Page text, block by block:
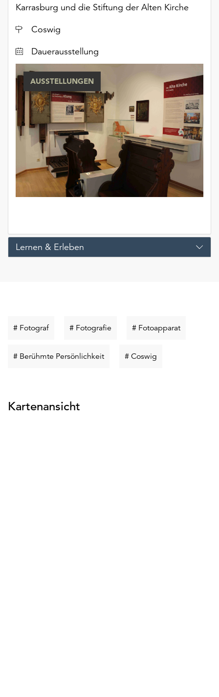
Karrasburg und die Stiftung der Alten Kirche
Ort
Coswig
Dauerausstellung
AUSSTELLUNGEN
Lernen & Erleben
# FotografSchlüsselwort
# Fotografie Schlüsselwort
# Fotoapparat
# Berühmte PersönlichkeitSchlüsselwort
# Coswig
Kartenansicht